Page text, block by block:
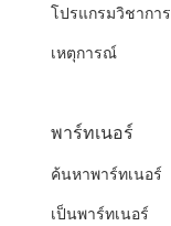
โปรแกรมวิชาการ
เหตุการณ์
พาร์ทเนอร์
ค้นหาพาร์ทเนอร์
เป็นพาร์ทเนอร์